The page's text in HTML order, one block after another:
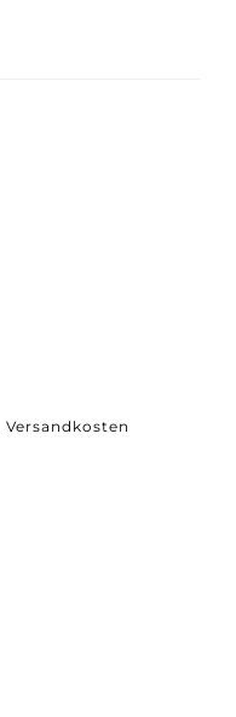
Versandkosten